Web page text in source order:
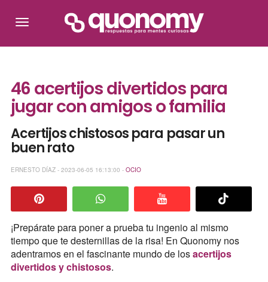
46 acertijos divertidos para
jugar con amigos o familia
Acertijos chistosos para pasar un
buen rato
ERNESTO DÍAZ - 2023-06-05 16:13:00 - OCIO
¡Prepárate para poner a prueba tu ingenio al mismo
tiempo que te desternillas de la risa! En Quonomy nos
adentramos en el fascinante mundo de losacertijos
divertidos y chistosos.